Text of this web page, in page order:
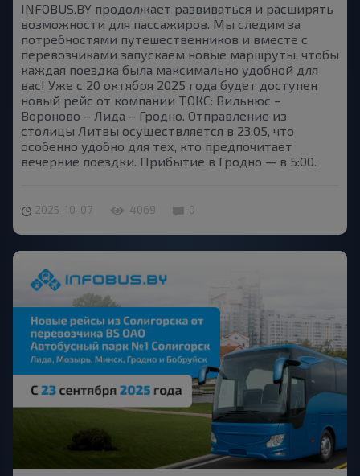
INFOBUS.BY продолжает развиваться и расширять
возможности для пассажиров. Мы следим за
потребностями путешественников и вместе с
перевозчиками запускаем новые маршруты, чтобы
каждая поездка была максимально удобной для
вас! Уже с 20 октября 2025 года будет доступен
новый рейс от компании ТОКС: Вильнюс –
Вороново – Лида – Гродно. Отправление из
столицы Литвы осуществляется в 23:05, что
особенно удобно для тех, кто предпочитает
вечерние поездки. Прибытие в Гродно — в 5:00.
2025-10-07 4069 0